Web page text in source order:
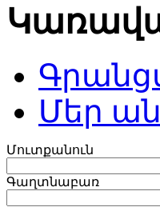
Մեր
Մուտքանուն
Գաղտնաբառ